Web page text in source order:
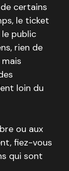
certains
le ticket
public
rien de
loin du
ou aux
fiez-vous
qui sont